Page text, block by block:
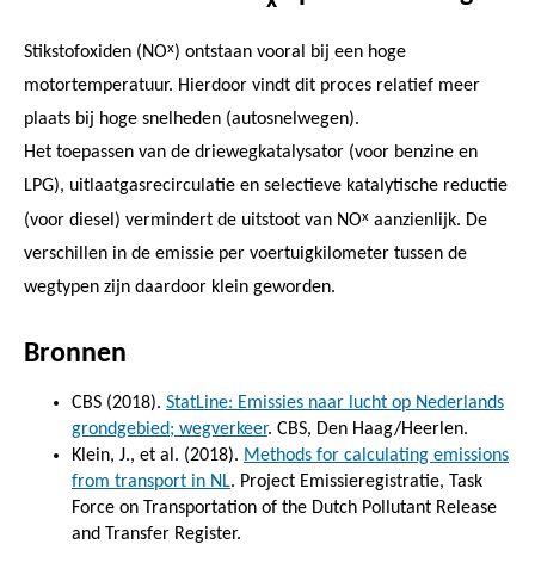
Stikstofoxiden (NOx) ontstaan vooral bij een hoge
motortemperatuur. Hierdoor vindt dit proces relatief meer
plaats bij hoge snelheden (autosnelwegen).
Het toepassen van de driewegkatalysator (voor benzine en
LPG), uitlaatgasrecirculatie en selectieve katalytische reductie
(voor diesel) vermindert de uitstoot van NOx aanzienlijk. De
verschillen in de emissie per voertuigkilometer tussen de
wegtypen zijn daardoor klein geworden.
Bronnen
CBS (2018). StatLine: Emissies naar lucht op Nederlands
grondgebied; wegverkeer. CBS, Den Haag/Heerlen.
Klein, J., et al. (2018). Methods for calculating emissions
from transport in NL. Project Emissieregistratie, Task
Force on Transportation of the Dutch Pollutant Release
and Transfer Register.